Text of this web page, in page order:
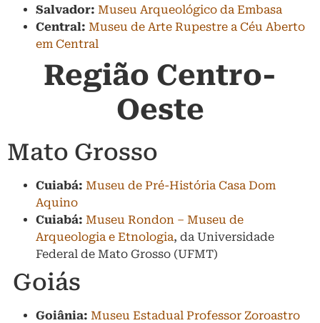
Salvador: Museu Arqueológico da Embasa
Central: Museu de Arte Rupestre a Céu Aberto
em Central
Região Centro-
Oeste
Mato Grosso
Cuiabá: Museu de Pré-História Casa Dom
Aquino
Cuiabá: Museu Rondon – Museu de
Arqueologia e Etnologia, da Universidade
Federal de Mato Grosso (UFMT)
Goiás
Goiânia: Museu Estadual Professor Zoroastro